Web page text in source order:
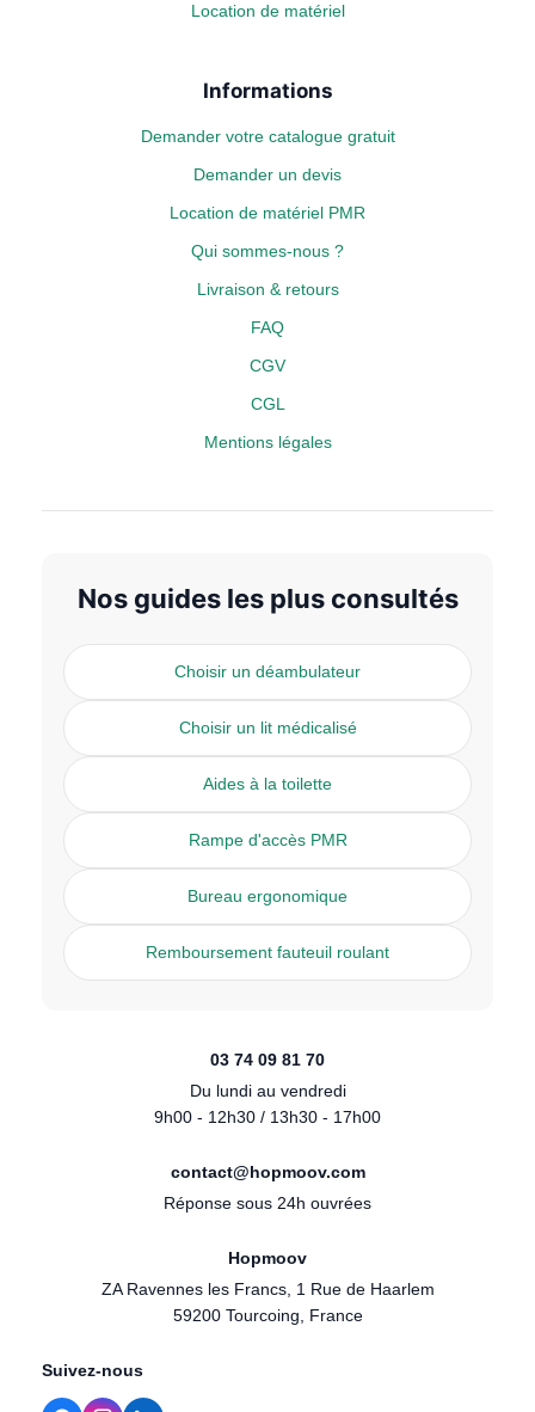
Location de matériel
Informations
Demander votre catalogue gratuit
Demander un devis
Location de matériel PMR
Qui sommes-nous ?
Livraison & retours
FAQ
CGV
CGL
Mentions légales
Nos guides les plus consultés
Choisir un déambulateur
Choisir un lit médicalisé
Aides à la toilette
Rampe d'accès PMR
Bureau ergonomique
Remboursement fauteuil roulant
03 74 09 81 70
Du lundi au vendredi
9h00 - 12h30 / 13h30 - 17h00
contact@hopmoov.com
Réponse sous 24h ouvrées
Hopmoov
ZA Ravennes les Francs, 1 Rue de Haarlem
59200 Tourcoing, France
Suivez-nous